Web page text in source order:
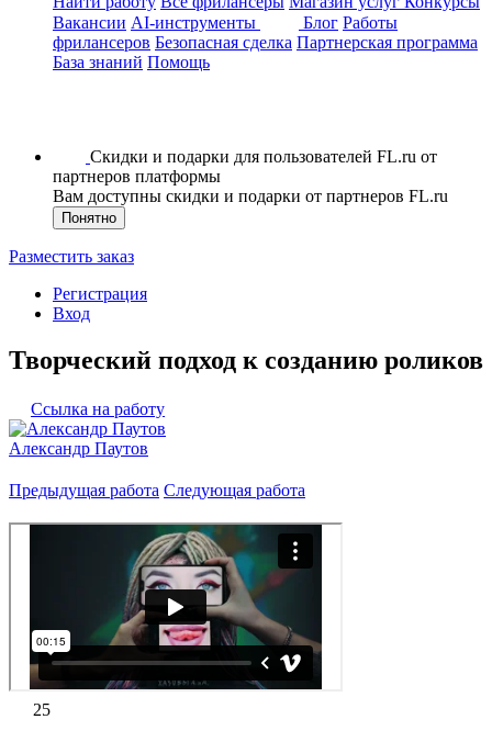
Вакансии AI-инструменты Блог Работы
фрилансеров Безопасная сделка Партнерская программа
База знаний Помощь
Скидки и подарки для пользователей FL.ru от
партнеров платформы
Вам доступны скидки и подарки от партнеров FL.ru
Понятно
Разместить заказ
Регистрация
Вход
Творческий подход к созданию роликов
Ссылка на работу
Александр Паутов
Предыдущая работа Следующая работа
25